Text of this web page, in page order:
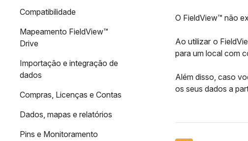
Compatibilidade
Mapeamento FieldView™
Drive
Importação e integração de
dados
Compras, Licenças e Contas
Dados, mapas e relatórios
Pins e Monitoramento
O FieldView™ não
Ao utilizar o
para um local com
Além disso, caso
os seus dados a